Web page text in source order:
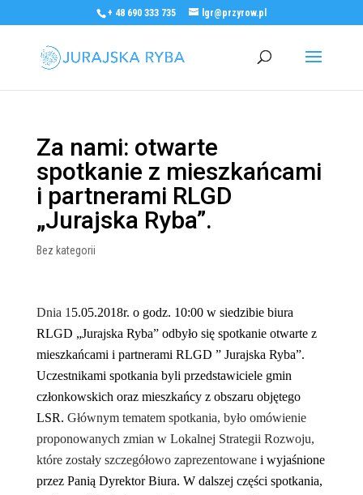
+ 48 690 333 735 lgr@przyrow.pl
Za nami: otwarte
spotkanie z mieszkańcami
i partnerami RLGD
„Jurajska Ryba”.
Bez kategorii
Dnia 1 5.05.2018r. o godz. 10:00 w siedzibie biura
RLGD „Jurajska Ryba” odbyło się spotkanie otwarte z
mieszkańcami i partnerami RLGD ” Jurajska Ryba”.
Uczestnikami spotkania byli przedstawiciele gmin
członkowskich oraz mieszkańcy z obszaru objętego
LSR. Głównym tematem spotkania, było omówienie
proponowanych zmian w Lokalnej Strategii Rozwoju,
które zostały szczegółowo zaprezentowane i wyjaśnione
przez Panią Dyrektor Biura. W dalszej części spotkania,